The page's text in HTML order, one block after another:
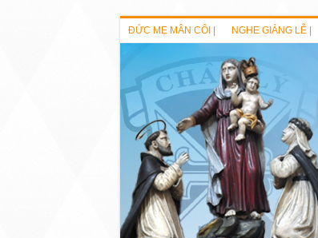
ĐỨC MẸ MÂN CÔI | NGHE GIẢNG LỄ |